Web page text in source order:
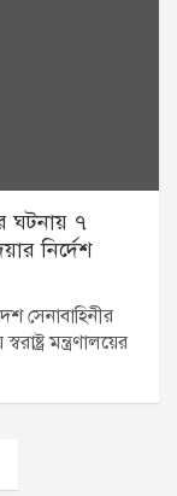
ঘটনায় ৭
নির্দেশ
সেনাবাহিনীর
মন্ত্রণালয়ের